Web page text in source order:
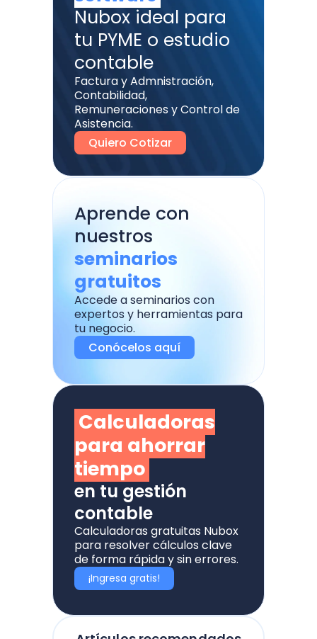
Calculadoras
para ahorrar
tiempo
en tu gestión
contable
Calculadoras gratuitas Nubox
para resolver cálculos clave
de forma rápida y sin errores.
¡Ingresa gratis!
Aprende con
nuestros
seminarios
gratuitos
Accede a seminarios con
expertos y herramientas para
tu negocio.
Conócelos aquí
Nubox ideal para
tu PYME o estudio
contable
Factura y Admnistración,
Contabilidad,
Remuneraciones y Control de
Asistencia.
Quiero Cotizar